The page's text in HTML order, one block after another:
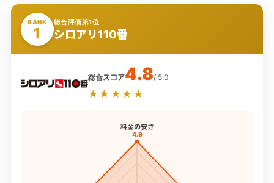
RANK
1
総合評価第1位
シロアリ110番
総合スコア4.8/ 5.0
★★★★★
料金の安さ
4.9